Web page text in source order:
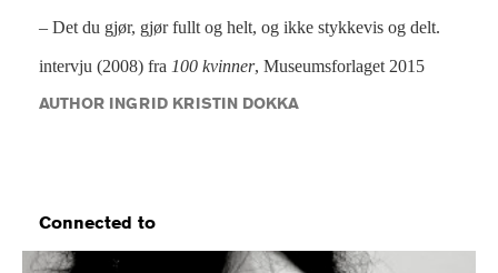
– Det du gjør, gjør fullt og helt, og ikke stykkevis og delt.
intervju (2008) fra 100 kvinner, Museumsforlaget 2015
AUTHOR INGRID KRISTIN DOKKA
Connected to